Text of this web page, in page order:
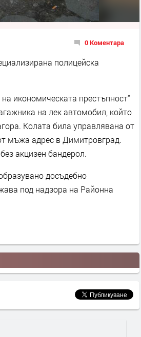
0 Коментара
полицейска
икономическата престъпност“
на лек автомобил, който
Колата била управлявана от
мъжа адрес в Димитровград.
акцизен бандерол.
досъдебно
под надзора на Районна